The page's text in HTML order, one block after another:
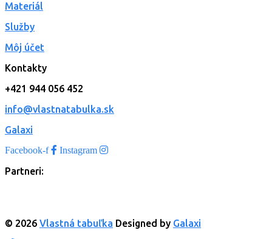
Materiál
Služby
Môj účet
Kontakty
+421 944 056 452
info@vlastnatabulka.sk
Galaxi
Facebook-f Instagram
Partneri:
© 2026 Vlastná tabuľka Designed by Galaxi